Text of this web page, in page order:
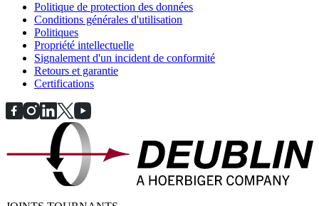
Politique de protection des données
Conditions générales d'utilisation
Politiques
Propriété intellectuelle
Signalement d'un incident de conformité
Retours et garantie
Certifications